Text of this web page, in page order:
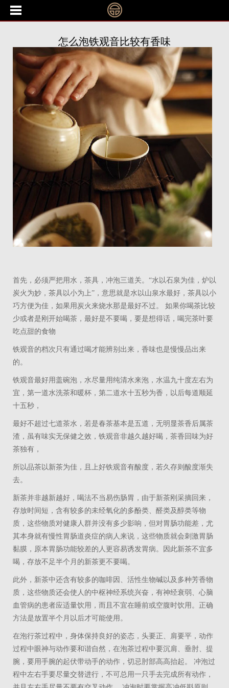
怎么泡铁观音比较有香味
首先，必须严把用水，茶具，冲泡三道关。“水以石泉为佳，炉以
炭火为妙，茶具以小为上”，意思就是水以山泉水最好，茶具以小
巧方便为佳，如果用炭火来烧水那是最好不过。 如果你喝茶比较
少或者是刚开始喝茶，最好是不要喝，要是想得话，喝完茶叶要
吃点甜的食物
铁观音的档次只有通过喝才能辨别出来，香味也是慢慢品出来
的。
铁观音最好用盖碗泡，水尽量用纯清水来泡，水温九十度左右为
宜，第一道水洗茶和暖杯，第二道水十五秒为香，以后每道顺延
十五秒，
最好不超过七道茶水，若是春茶基本是五道，无明显茶香后属茶
渣，虽有味实无保健之效，铁观音非越久越好喝，茶香回味为好
茶独有，
所以品茶以新茶为佳，且上好铁观音有酸度，若久存则酸度渐失
去。
新茶并非越新越好，喝法不当易伤肠胃，由于新茶刚采摘回来，
存放时间短，含有较多的未经氧化的多酚类、醛类及醇类等物
质，这些物质对健康人群并没有多少影响，但对胃肠功能差，尤
其本身就有慢性胃肠道炎症的病人来说，这些物质就会刺激胃肠
黏膜，原本胃肠功能较差的人更容易诱发胃病。因此新茶不宜多
喝，存放不足半个月的新茶更不要喝。
此外，新茶中还含有较多的咖啡因、活性生物碱以及多种芳香物
质，这些物质还会使人的中枢神经系统兴奋，有神经衰弱、心脑
血管病的患者应适量饮用，而且不宜在睡前或空腹时饮用。正确
方法是放置半个月以后才可能使用。
在泡行茶过程中，身体保持良好的姿态，头要正、肩要平，动作
过程中眼神与动作要和谐自然，在泡茶过程中要沉肩、垂肘、提
腕，要用手腕的起伏带动手的动作，切忌肘部高高抬起。 冲泡过
程中左右手要尽量交替进行，不可总用一只手去完成所有动作，